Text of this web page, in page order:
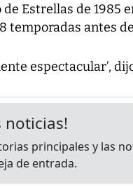
Estrellas de 1985
temporadas antes
espectacular’,